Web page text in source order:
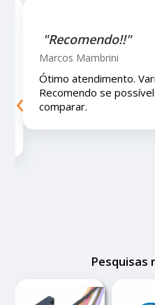
"Recomendo!!!"
Letícia Brito
Ótimo lugar,
educados e preços
‹
Pesquisas